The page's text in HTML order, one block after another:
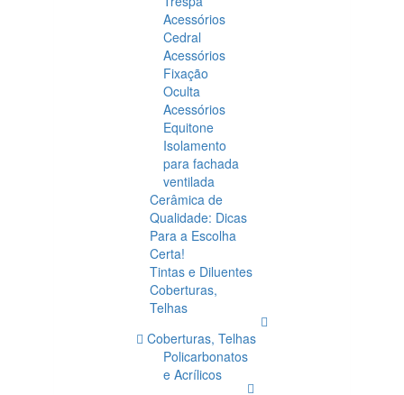
Acessórios
Cedral
Acessórios
Fixação
Oculta
Acessórios
Equitone
Isolamento
para fachada
ventilada
Cerâmica de
Qualidade: Dicas
Para a Escolha
Certa!
Tintas e Diluentes
Coberturas,
Telhas
Coberturas, Telhas
Policarbonatos
e Acrílicos